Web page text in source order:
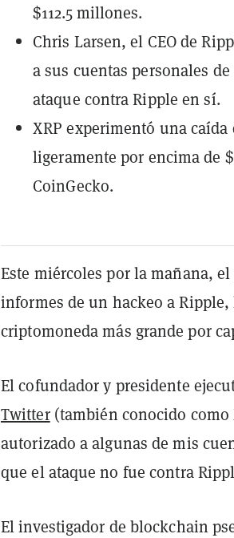
$112.5 millones.
Chris Larsen, el CEO de
a sus cuentas personales
ataque contra Ripple en sí.
XRP experimentó una
ligeramente por encima de
CoinGecko.
Este miércoles por la mañana,
informes de un hackeo a
criptomoneda más grande por
El cofundador y presidente
Twitter(también conocido como
autorizado a algunas de mis
que el ataque no fue contra
El investigador de blockchain